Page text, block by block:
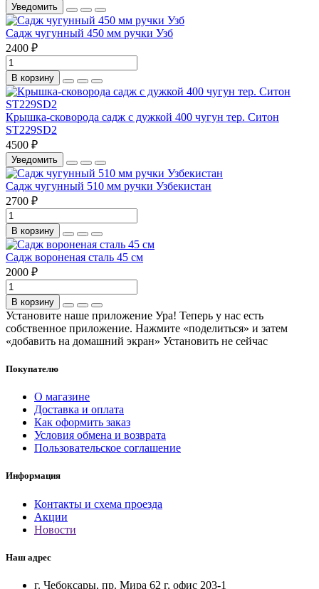
Уведомить
Садж чугунный 450 мм ручки Узб
2400 ₽
В корзину
Крышка-сковорода садж с дужкой 400 чугун тер. Ситон
ST229SD2
4500 ₽
Уведомить
Садж чугунный 510 мм ручки Узбекистан
2700 ₽
В корзину
Садж вороненая сталь 45 см
2000 ₽
В корзину
Установите наше приложение Ура! Теперь у нас есть
собственное приложение. Нажмите «поделиться» и затем
«добавить на домашний экран» Установить не сейчас
Покупателю
О магазине
Доставка и оплата
Как оформить заказ
Условия обмена и возврата
Пользовательское соглашение
Информация
Контакты и схема проезда
Акции
Новости
Наш адрес
г. Чебоксары, пр. Мира 62 г, офис 203-1